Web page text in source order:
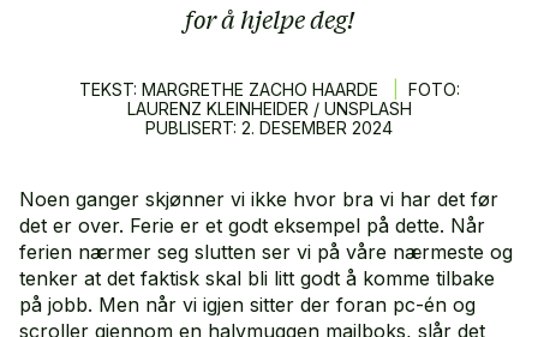
for å hjelpe deg!
TEKST: MARGRETHE ZACHO HAARDE
FOTO:
LAURENZ KLEINHEIDER / UNSPLASH
PUBLISERT: 2. DESEMBER 2024
Noen ganger skjønner vi ikke hvor bra vi har det før
det er over. Ferie er et godt eksempel på dette. Når
ferien nærmer seg slutten ser vi på våre nærmeste og
tenker at det faktisk skal bli litt godt å komme tilbake
på jobb. Men når vi igjen sitter der foran pc-én og
scroller gjennom en halvmuggen mailboks, slår det